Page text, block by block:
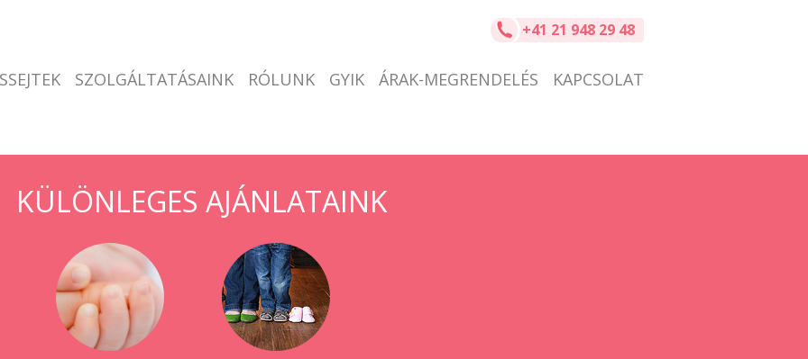
+41 21 948 29 48
SZOLGÁLTATÁSAINK RÓLUNK GYIK ÁRAK-MEGRENDELÉS KAPCSOLAT
KÜLÖNLEGES AJÁNLATAINK